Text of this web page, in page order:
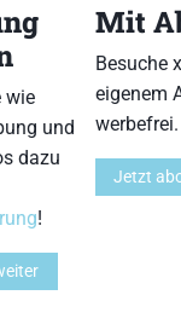
liegt doch
präparierten Ski in
wie
und
dazu
!
Mit
Besuche
eigenem
werbefrei.
Jetzt